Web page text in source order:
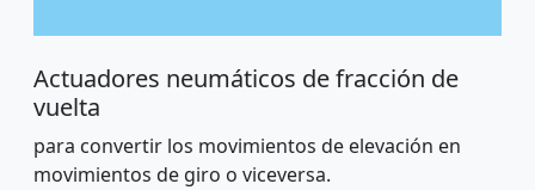
Actuadores neumáticos de fracción de
vuelta
para convertir los movimientos de elevación en
movimientos de giro o viceversa.